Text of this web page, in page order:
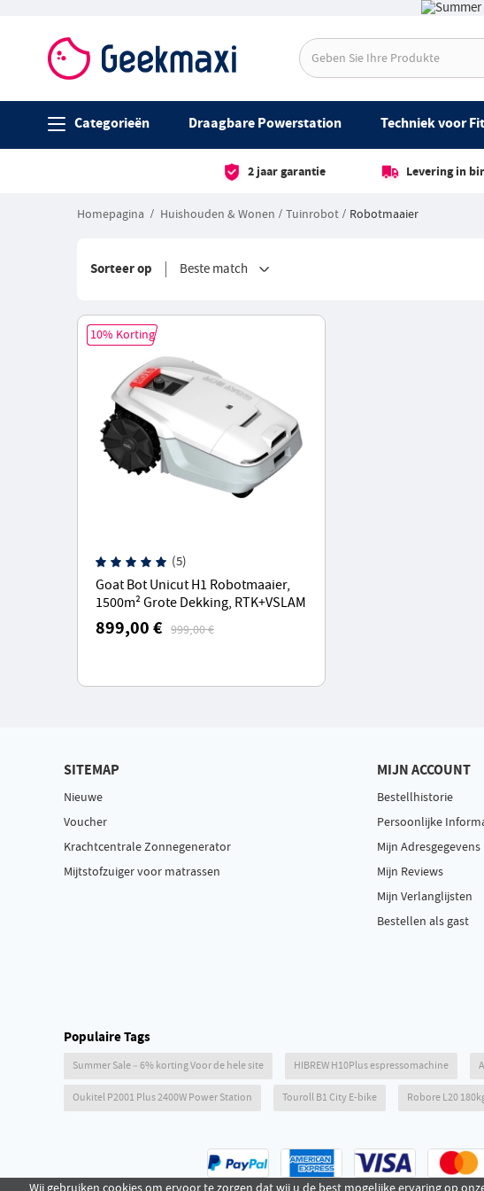
Categorieën Draagbare Powerstation Techniek voor
2 jaar garantie Levering in
Homepagina Huishouden & Wonen Tuinrobot Robotmaaier
Sorteer op Beste match
10% Korting
(5)
Goat Bot Unicut H1 Robotmaaier,
1500m² Grote Dekking, RTK+VSLAM
voor Precieze Mapping - Wit
899,00 € 999,00 €
SITEMAP
Nieuwe
Voucher
Krachtcentrale Zonnegenerator
Mijtstofzuiger voor matrassen
MIJN ACCOUNT
Bestellhistorie
Persoonlijke
Mijn Adresgegevens
Mijn Reviews
Mijn Verlanglijsten
Bestellen als gast
Populaire Tags
Summer Sale – 6% korting Voor de hele site HIBREW H10Plus espressomachine
Oukitel P2001 Plus 2400W Power Station Touroll B1 City E-bike Robore L20